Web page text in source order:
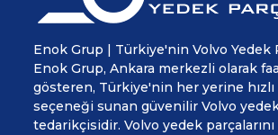
Enok Grup | Türkiye'nin Volvo Yedek
Enok Grup, Ankara merkezli olarak
gösteren, Türkiye'nin her yerine hızlı
seçeneği sunan güvenilir Volvo
tedarikçisidir. Volvo yedek